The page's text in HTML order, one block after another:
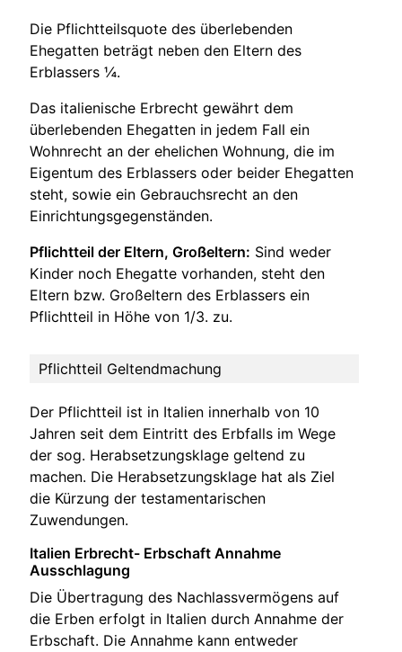
Die Pflichtteilsquote des überlebenden
Ehegatten beträgt neben den Eltern des
Erblassers ¼.
Das italienische Erbrecht gewährt dem
überlebenden Ehegatten in jedem Fall ein
Wohnrecht an der ehelichen Wohnung, die im
Eigentum des Erblassers oder beider Ehegatten
steht, sowie ein Gebrauchsrecht an den
Einrichtungsgegenständen.
Pflichtteil der Eltern, Großeltern: Sind weder
Kinder noch Ehegatte vorhanden, steht den
Eltern bzw. Großeltern des Erblassers ein
Pflichtteil in Höhe von 1/3. zu.
Pflichtteil Geltendmachung
Der Pflichtteil ist in Italien innerhalb von 10
Jahren seit dem Eintritt des Erbfalls im Wege
der sog. Herabsetzungsklage geltend zu
machen. Die Herabsetzungsklage hat als Ziel
die Kürzung der testamentarischen
Zuwendungen.
Italien Erbrecht- Erbschaft Annahme
Ausschlagung
Die Übertragung des Nachlassvermögens auf
die Erben erfolgt in Italien durch Annahme der
Erbschaft. Die Annahme kann entweder